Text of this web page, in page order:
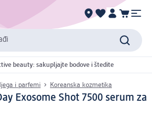
beauty: sakupljajte bodove i štedite
i parfemi Koreanska kozmetika
Exosome Shot 7500 serum za